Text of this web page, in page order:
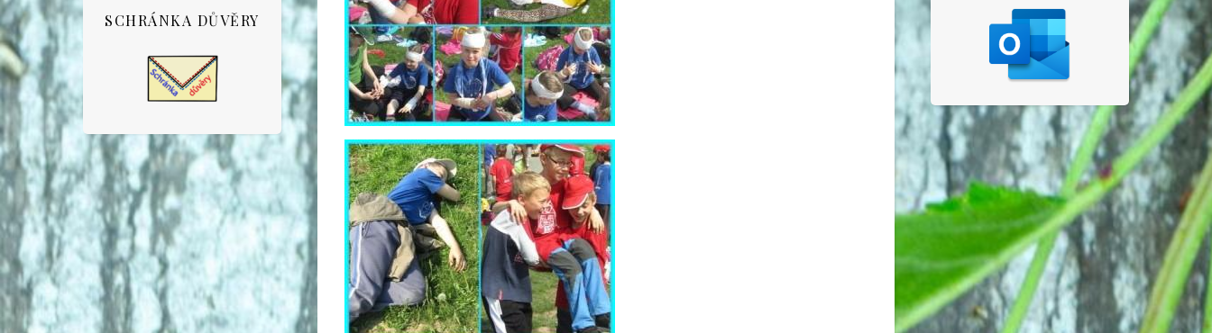
SCHRÁNKA DŮVĚRY